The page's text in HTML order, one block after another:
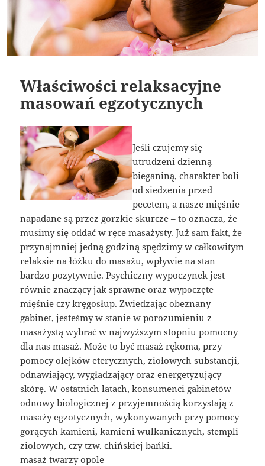
Właściwości relaksacyjne
masowań egzotycznych
Jeśli czujemy się
utrudzeni dzienną
bieganiną, charakter boli
od siedzenia przed
pecetem, a nasze mięśnie
napadane są przez gorzkie skurcze – to oznacza, że
musimy się oddać w ręce masażysty. Już sam fakt, że
przynajmniej jedną godziną spędzimy w całkowitym
relaksie na łóżku do masażu, wpływie na stan
bardzo pozytywnie. Psychiczny wypoczynek jest
równie znaczący jak sprawne oraz wypoczęte
mięśnie czy kręgosłup. Zwiedzając obeznany
gabinet, jesteśmy w stanie w porozumieniu z
masażystą wybrać w najwyższym stopniu pomocny
dla nas masaż. Może to być masaż rękoma, przy
pomocy olejków eterycznych, ziołowych substancji,
odnawiający, wygładzający oraz energetyzujący
skórę. W ostatnich latach, konsumenci gabinetów
odnowy biologicznej z przyjemnością korzystają z
masaży egzotycznych, wykonywanych przy pomocy
gorących kamieni, kamieni wulkanicznych, stempli
ziołowych, czy tzw. chińskiej bańki.
masaż twarzy opole